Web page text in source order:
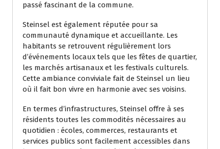
passé fascinant de la commune.
Steinsel est également réputée pour sa
communauté dynamique et accueillante. Les
habitants se retrouvent régulièrement lors
d’événements locaux tels que les fêtes de quartier,
les marchés artisanaux et les festivals culturels.
Cette ambiance conviviale fait de Steinsel un lieu
où il fait bon vivre en harmonie avec ses voisins.
En termes d’infrastructures, Steinsel offre à ses
résidents toutes les commodités nécessaires au
quotidien : écoles, commerces, restaurants et
services publics sont facilement accessibles dans